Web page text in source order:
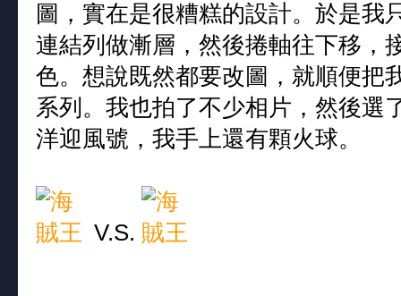
圖，實在是很糟糕的設計。於是我
連結列做漸層，然後捲軸往下移，
色。想說既然都要改圖，就順便把
系列。我也拍了不少相片，然後選
洋迎風號，我手上還有顆火球。
V.S.